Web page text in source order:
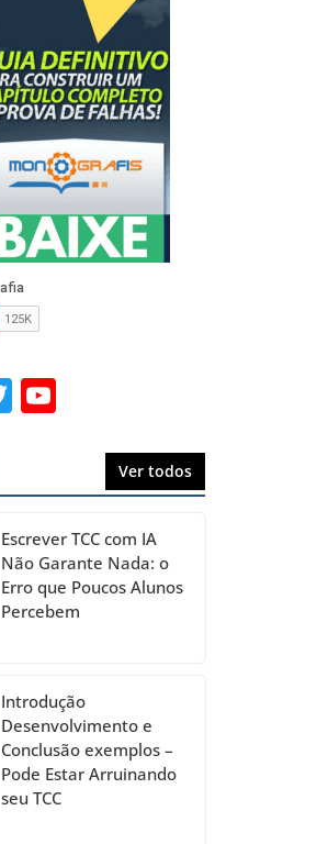
T
er T
u
b
e
a
n
n
el
Ver todos
Escrever TCC com IA
Não Garante Nada: o
Erro que Poucos Alunos
Percebem
Introdução
Desenvolvimento e
Conclusão exemplos –
Pode Estar Arruinando
seu TCC